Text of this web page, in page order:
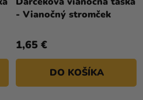
- Vianočný stromček
1,65 €
DO KOŠÍKA